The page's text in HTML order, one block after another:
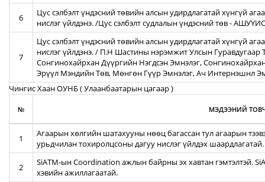
6
Цус сэлбэлт үндэсний төвийн алсын удирдлагатай хүнгүй
нислэг үйлдэнэ. /Цус сэлбэлт судлалын үндэсний төв -
7
Цус сэлбэлт үндэсний төвийн алсын удирдлагатай хүнгүй
нислэг үйлдэнэ. / П.Н Шастины нэрэмжит Улсын Гуравдугаар
Сонгинохайрхан Дүүргийн Нэгдсэн Эмнэлэг,
Эрүүл Мэндийн Төв, Мөнгөн Гүүр Эмнэлэг, Ач Интернэшнл
Чингис Хаан ОУНБ ( Улаанбаатарын цагаар )
№ МЭДЭЭНИЙ
1
Агаарын хөлгийн шатахууны нөөц багассан тул агаарын
урьдчилан тохиролцсоны дагуу нислэг үйлдэх шаардлагатай.
2
SiATM-ын Coordination ажлын байрны эх хавтан гэмтэлтэй.
хэвийн ажиллагаатай.